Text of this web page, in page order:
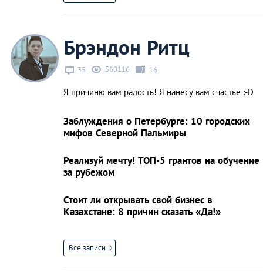
Брэндон Ритц
35 560116 16
Я причиню вам радость! Я нанесу вам счастье :-D
Заблуждения о Петербурге: 10 городских
мифов Северной Пальмиры
Реализуй мечту! ТОП-5 грантов на обучение
за рубежом
Стоит ли открывать свой бизнес в
Казахстане: 8 причин сказать «Да!»
Все записи